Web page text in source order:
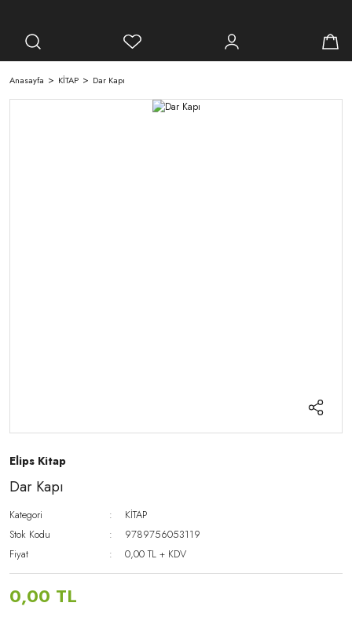
Anasayfa KİTAP Dar Kapı
Elips Kitap
Dar Kapı
Kategori
KİTAP
Stok Kodu
9789756053119
Fiyat
0,00 TL + KDV
0,00 TL